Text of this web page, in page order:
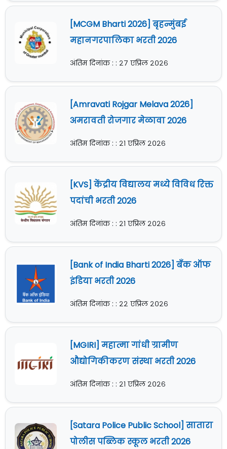
[MCGM Bharti 2026] बृहन्मुंबई
महानगरपालिका भरती 2026
अंतिम दिनांक : : २७ एप्रिल २०२६
[Amravati Rojgar Melava 2026]
अमरावती रोजगार मेळावा 2026
अंतिम दिनांक : : २१ एप्रिल २०२६
[KVS] केंद्रीय विद्यालय मध्ये विविध रिक्त
पदांची भरती 2026
अंतिम दिनांक : : २१ एप्रिल २०२६
[Bank of India Bharti 2026] बँक ऑफ
इंडिया भरती 2026
अंतिम दिनांक : : २२ एप्रिल २०२६
[MGIRI] महात्मा गांधी ग्रामीण
औद्योगिकीकरण संस्था भरती 2026
अंतिम दिनांक : : २१ एप्रिल २०२६
[Satara Police Public School] सातारा
पोलीस पब्लिक स्कूल भरती 2026